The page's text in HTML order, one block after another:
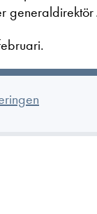
generaldirektör